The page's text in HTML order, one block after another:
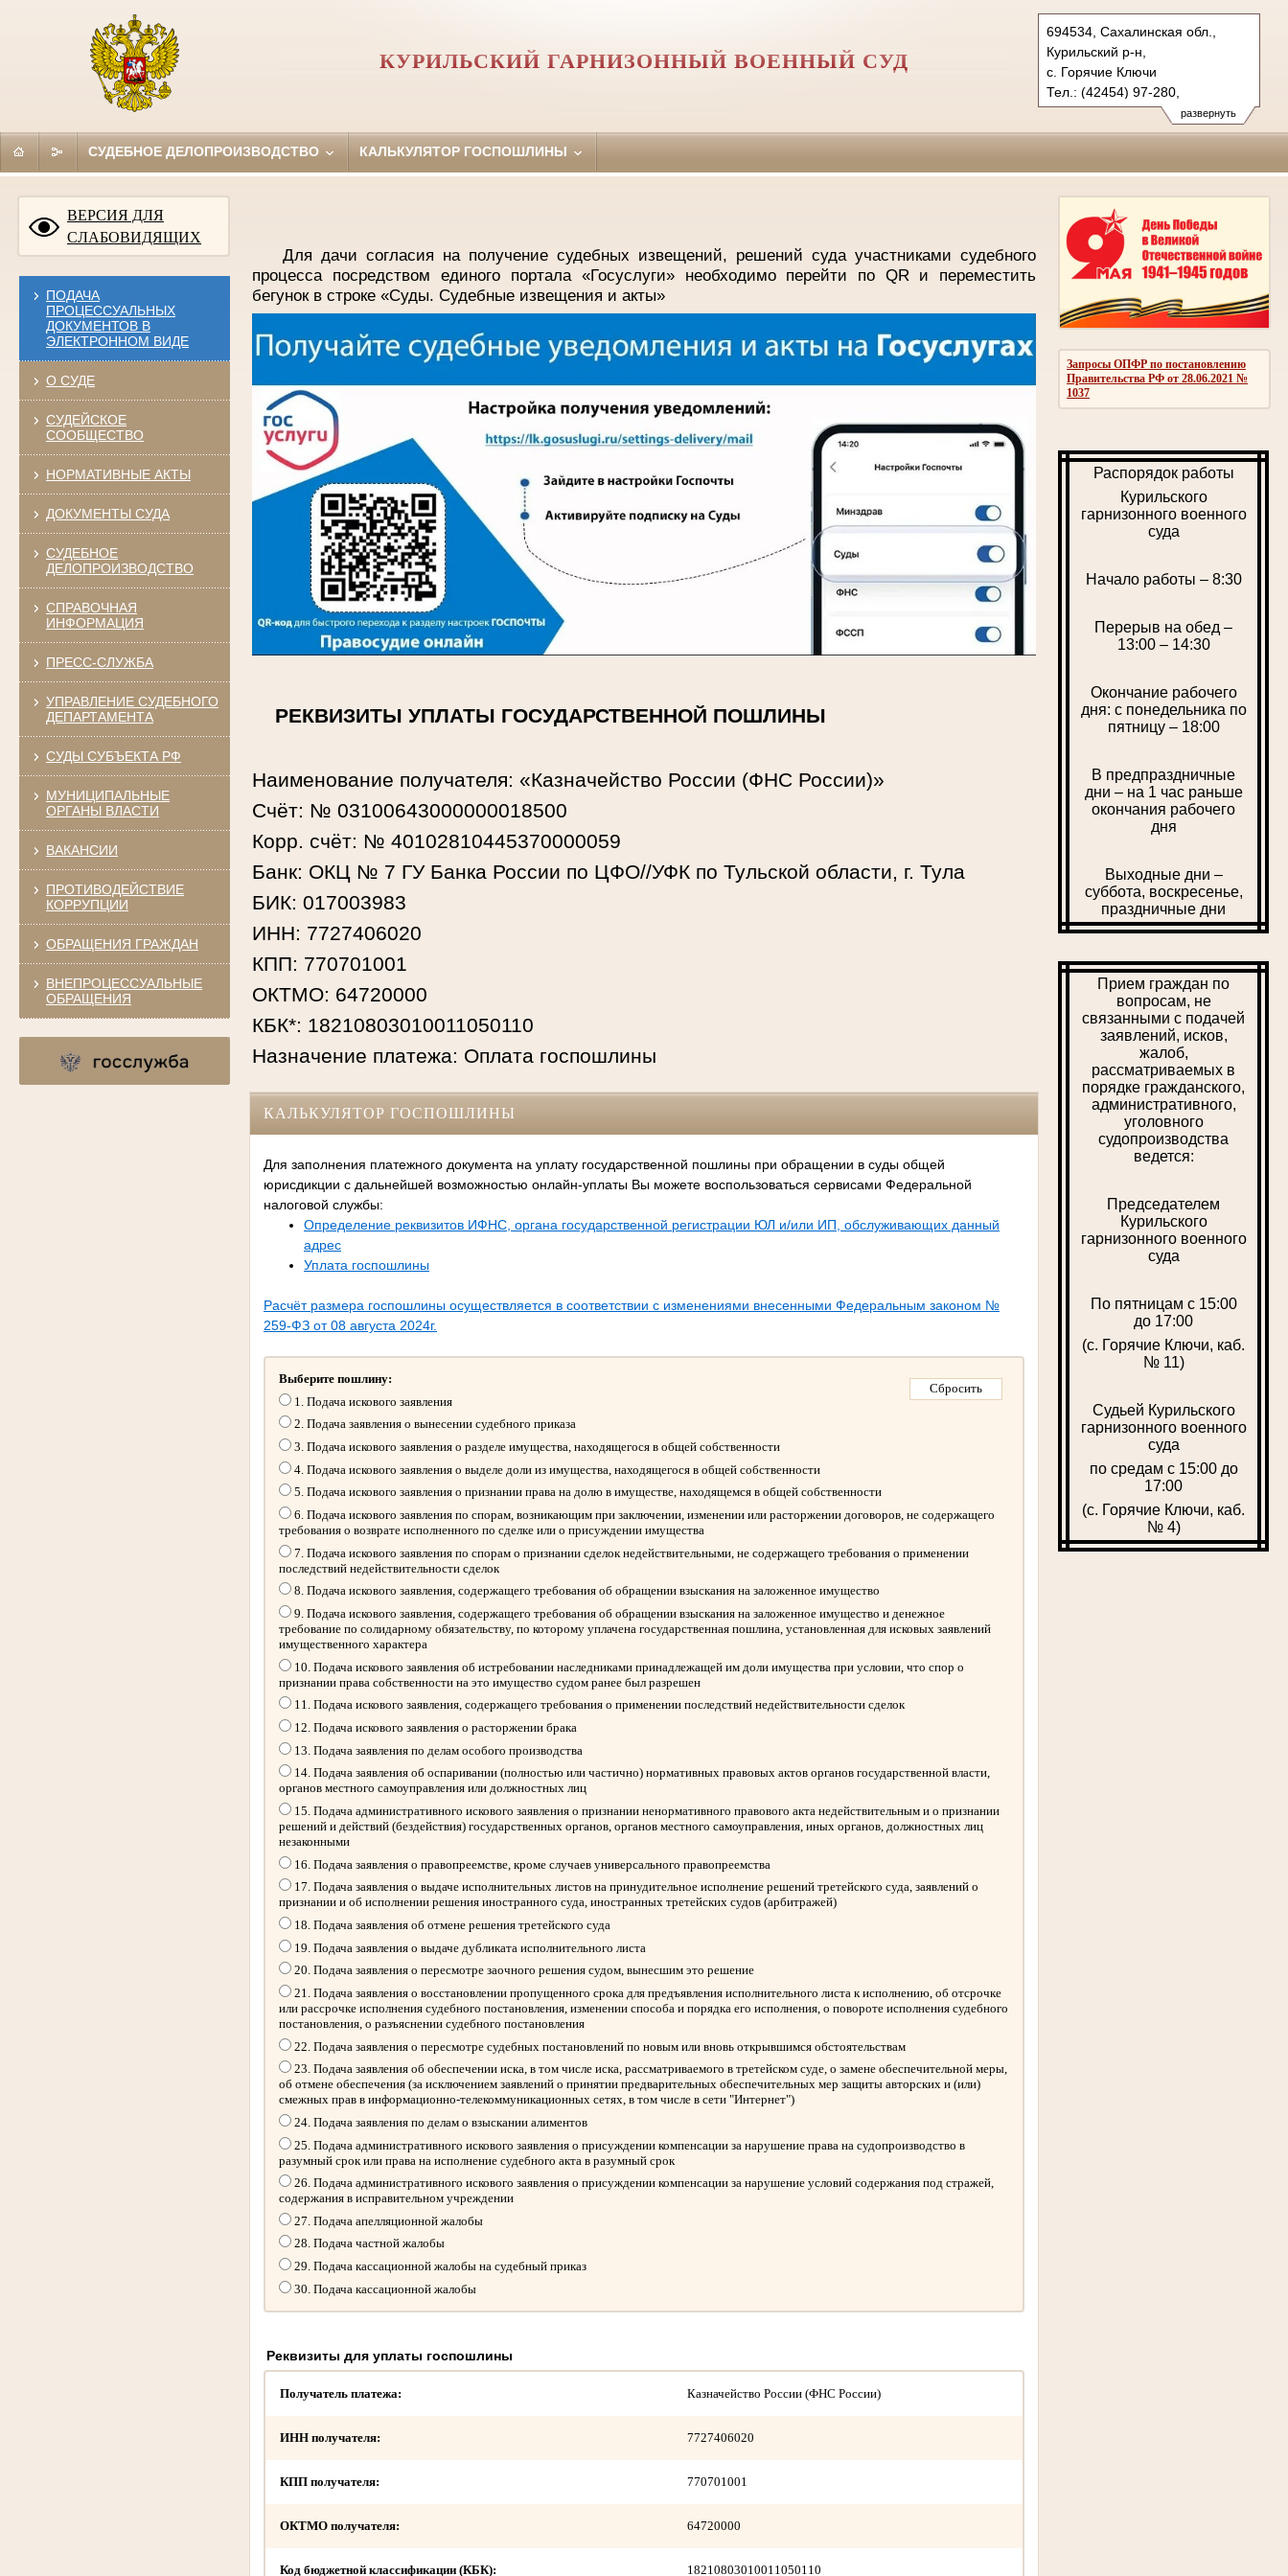
развернуть
694534, Сахалинская обл.,
Курильский р-н,
с. Горячие Ключи
Тел.: (42454) 97-280,
(42454) 97- 213 (т/ф.) (канц.)
kgvs.sah@sudrf.ru
КУРИЛЬСКИЙ ГАРНИЗОННЫЙ ВОЕННЫЙ СУД
СУДЕБНОЕ ДЕЛОПРОИЗВОДСТВО КАЛЬКУЛЯТОР ГОСПОШЛИНЫ
ВЕРСИЯ ДЛЯ
СЛАБОВИДЯЩИХ
ПОДАЧА
ПРОЦЕССУАЛЬНЫХ
ДОКУМЕНТОВ В
ЭЛЕКТРОННОМ ВИДЕ
О СУДЕ
СУДЕЙСКОЕ
СООБЩЕСТВО
НОРМАТИВНЫЕ АКТЫ
ДОКУМЕНТЫ СУДА
СУДЕБНОЕ
ДЕЛОПРОИЗВОДСТВО
СПРАВОЧНАЯ
ИНФОРМАЦИЯ
ПРЕСС-СЛУЖБА
УПРАВЛЕНИЕ СУДЕБНОГО
ДЕПАРТАМЕНТА
СУДЫ СУБЪЕКТА РФ
МУНИЦИПАЛЬНЫЕ
ОРГАНЫ ВЛАСТИ
ВАКАНСИИ
ПРОТИВОДЕЙСТВИЕ
КОРРУПЦИИ
ОБРАЩЕНИЯ ГРАЖДАН
ВНЕПРОЦЕССУАЛЬНЫЕ
ОБРАЩЕНИЯ
Запросы ОПФР по постановлению
Правительства РФ от 28.06.2021 №
1037
Распорядок работы
Курильского
гарнизонного военного
суда
Начало работы – 8:30
Перерыв на обед –
13:00 – 14:30
Окончание рабочего
дня: с понедельника по
пятницу – 18:00
В предпраздничные
дни – на 1 час раньше
окончания рабочего
дня
Выходные дни –
суббота, воскресенье,
праздничные дни
Прием граждан по
вопросам, не
связанными с подачей
заявлений, исков,
жалоб,
рассматриваемых в
порядке гражданского,
административного,
уголовного
судопроизводства
ведется:
Председателем
Курильского
гарнизонного военного
суда
По пятницам с 15:00
до 17:00
(с. Горячие Ключи, каб.
№ 11)
Судьей Курильского
гарнизонного военного
суда
по средам с 15:00 до
17:00
(с. Горячие Ключи, каб.
№ 4)
Для дачи согласия на получение судебных извещений, решений суда участниками судебного
процесса посредством единого портала «Госуслуги» необходимо перейти по QR и переместить
бегунок в строке «Суды. Судебные извещения и акты»
РЕКВИЗИТЫ УПЛАТЫ ГОСУДАРСТВЕННОЙ ПОШЛИНЫ
Наименование получателя: «Казначейство России (ФНС России)»
Счёт: № 03100643000000018500
Корр. счёт: № 40102810445370000059
Банк: ОКЦ № 7 ГУ Банка России по ЦФО//УФК по Тульской области, г. Тула
БИК: 017003983
ИНН: 7727406020
КПП: 770701001
ОКТМО: 64720000
КБК*: 18210803010011050110
Назначение платежа: Оплата госпошлины
КАЛЬКУЛЯТОР ГОСПОШЛИНЫ
Для заполнения платежного документа на уплату государственной пошлины при обращении в суды общей
юрисдикции с дальнейшей возможностью онлайн-уплаты Вы можете воспользоваться сервисами Федеральной
налоговой службы:
Определение реквизитов ИФНС, органа государственной регистрации ЮЛ и/или ИП, обслуживающих данный
адрес
Уплата госпошлины
Расчёт размера госпошлины осуществляется в соответствии с изменениями внесенными Федеральным законом №
259-ФЗ от 08 августа 2024г.
Выберите пошлину:
1. Подача искового заявления
2. Подача заявления о вынесении судебного приказа
3. Подача искового заявления о разделе имущества, находящегося в общей собственности
4. Подача искового заявления о выделе доли из имущества, находящегося в общей собственности
5. Подача искового заявления о признании права на долю в имуществе, находящемся в общей собственности
6. Подача искового заявления по спорам, возникающим при заключении, изменении или расторжении договоров, не содержащего
требования о возврате исполненного по сделке или о присуждении имущества
7. Подача искового заявления по спорам о признании сделок недействительными, не содержащего требования о применении
последствий недействительности сделок
8. Подача искового заявления, содержащего требования об обращении взыскания на заложенное имущество
9. Подача искового заявления, содержащего требования об обращении взыскания на заложенное имущество и денежное
требование по солидарному обязательству, по которому уплачена государственная пошлина, установленная для исковых заявлений
имущественного характера
10. Подача искового заявления об истребовании наследниками принадлежащей им доли имущества при условии, что спор о
признании права собственности на это имущество судом ранее был разрешен
11. Подача искового заявления, содержащего требования о применении последствий недействительности сделок
12. Подача искового заявления о расторжении брака
13. Подача заявления по делам особого производства
14. Подача заявления об оспаривании (полностью или частично) нормативных правовых актов органов государственной власти,
органов местного самоуправления или должностных лиц
15. Подача административного искового заявления о признании ненормативного правового акта недействительным и о признании
решений и действий (бездействия) государственных органов, органов местного самоуправления, иных органов, должностных лиц
незаконными
16. Подача заявления о правопреемстве, кроме случаев универсального правопреемства
17. Подача заявления о выдаче исполнительных листов на принудительное исполнение решений третейского суда, заявлений о
признании и об исполнении решения иностранного суда, иностранных третейских судов (арбитражей)
18. Подача заявления об отмене решения третейского суда
19. Подача заявления о выдаче дубликата исполнительного листа
20. Подача заявления о пересмотре заочного решения судом, вынесшим это решение
21. Подача заявления о восстановлении пропущенного срока для предъявления исполнительного листа к исполнению, об отсрочке
или рассрочке исполнения судебного постановления, изменении способа и порядка его исполнения, о повороте исполнения судебного
постановления, о разъяснении судебного постановления
22. Подача заявления о пересмотре судебных постановлений по новым или вновь открывшимся обстоятельствам
23. Подача заявления об обеспечении иска, в том числе иска, рассматриваемого в третейском суде, о замене обеспечительной меры,
об отмене обеспечения (за исключением заявлений о принятии предварительных обеспечительных мер защиты авторских и (или)
смежных прав в информационно-телекоммуникационных сетях, в том числе в сети "Интернет")
24. Подача заявления по делам о взыскании алиментов
25. Подача административного искового заявления о присуждении компенсации за нарушение права на судопроизводство в
разумный срок или права на исполнение судебного акта в разумный срок
26. Подача административного искового заявления о присуждении компенсации за нарушение условий содержания под стражей,
содержания в исправительном учреждении
27. Подача апелляционной жалобы
28. Подача частной жалобы
29. Подача кассационной жалобы на судебный приказ
30. Подача кассационной жалобы
Реквизиты для уплаты госпошлины
Получатель платежа: Казначейство России (ФНС России)
ИНН получателя: 7727406020
КПП получателя: 770701001
ОКТМО получателя: 64720000
Код бюджетной классификации (КБК): 18210803010011050110